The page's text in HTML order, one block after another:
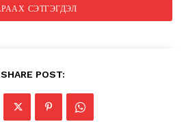
SHARE POST: